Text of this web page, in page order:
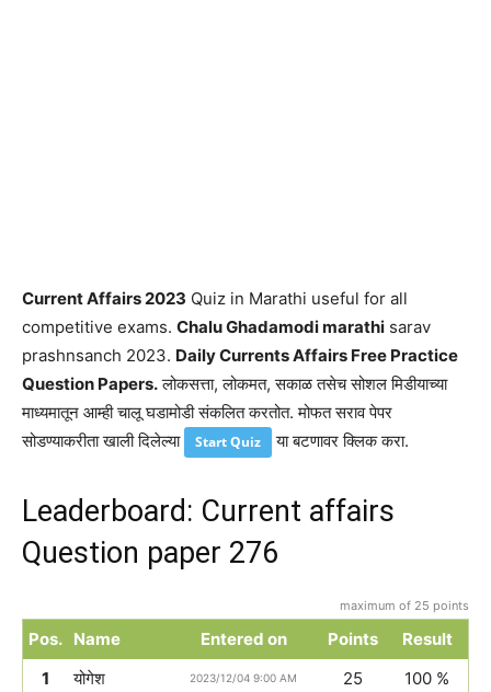
Current Affairs 2023 Quiz in Marathi useful for all
competitive exams. Chalu Ghadamodi marathi sarav
prashnsanch 2023. Daily Currents Affairs Free Practice
Question Papers.लोकसत्ता, लोकमत, सकाळ तसेच सोशल मिडीयाच्या
माध्यमातून आम्ही चालू घडामोडी संकलित करतोत. मोफत सराव पेपर
सोडण्याकरीता खाली दिलेल्या
Start Quiz या बटणावर क्लिक करा.
Leaderboard: Current affairs
Question paper 276
maximum of 25 points
Pos. Name Entered on Points
Result
1
योगेश 2023/12/04 9:00 AM 25 100 %